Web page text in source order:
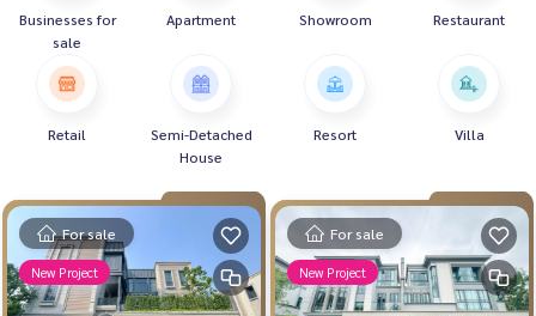
Businesses for
sale
Apartment Showroom Restaurant
Retail
Semi-Detached
House
Resort Villa
For sale
New Project
For sale
New Project